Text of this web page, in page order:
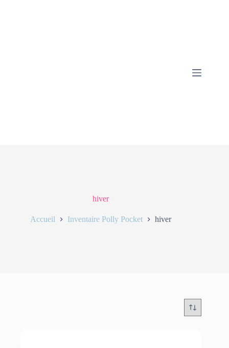
hiver
Accueil Inventaire Polly Pocket hiver